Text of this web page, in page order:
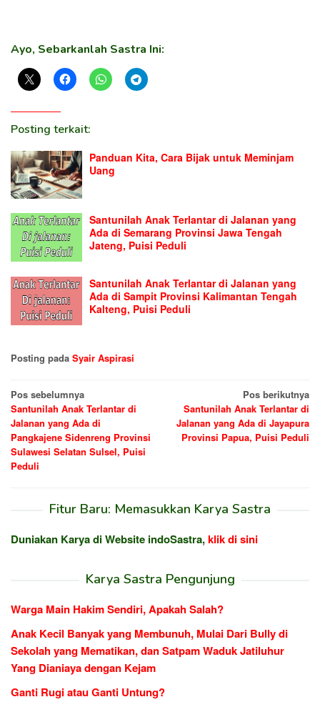
Ayo, Sebarkanlah Sastra Ini:
Posting terkait:
Panduan Kita, Cara Bijak untuk Meminjam
Uang
Santunilah Anak Terlantar di Jalanan yang
Ada di Semarang Provinsi Jawa Tengah
Jateng, Puisi Peduli
Santunilah Anak Terlantar di Jalanan yang
Ada di Sampit Provinsi Kalimantan Tengah
Kalteng, Puisi Peduli
Posting pada Syair Aspirasi
Navigasi
pos
Pos sebelumnya
Santunilah Anak Terlantar di
Jalanan yang Ada di
Pangkajene Sidenreng Provinsi
Sulawesi Selatan Sulsel, Puisi
Peduli
Pos berikutnya
Santunilah Anak Terlantar di
Jalanan yang Ada di Jayapura
Provinsi Papua, Puisi Peduli
Fitur Baru: Memasukkan Karya Sastra
Duniakan Karya di Website indoSastra,klik di sini
Karya Sastra Pengunjung
Warga Main Hakim Sendiri, Apakah Salah?
Anak Kecil Banyak yang Membunuh, Mulai Dari Bully di
Sekolah yang Mematikan, dan Satpam Waduk Jatiluhur
Yang Dianiaya dengan Kejam
Ganti Rugi atau Ganti Untung?